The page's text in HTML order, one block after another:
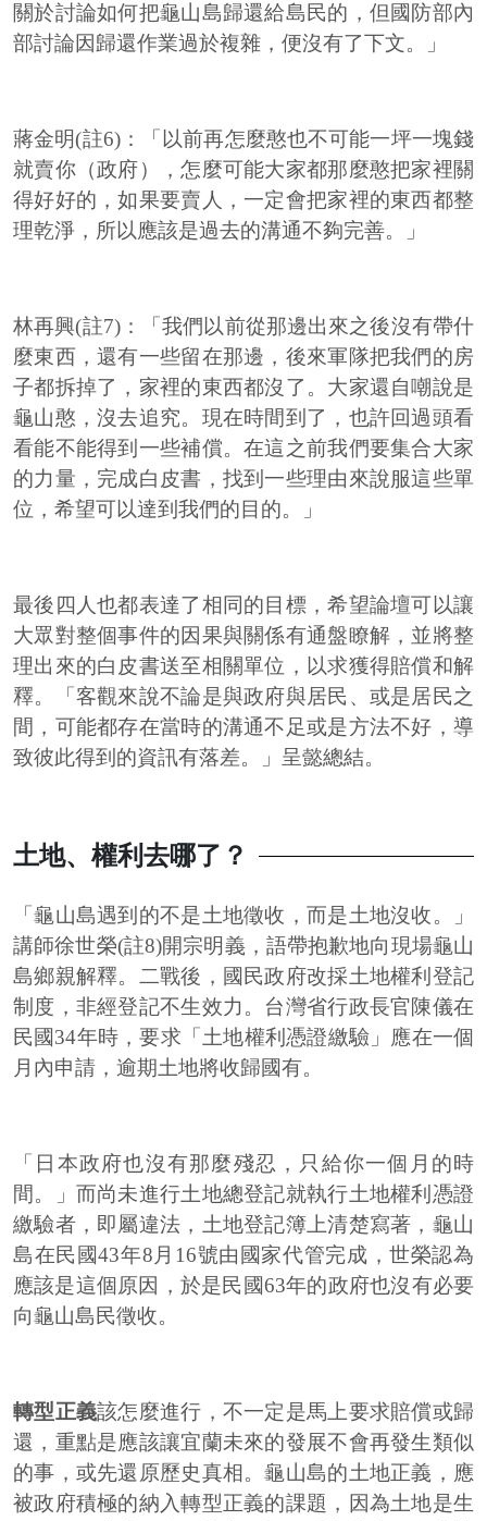
關於討論如何把龜山島歸還給島民的，但國防部內
部討論因歸還作業過於複雜，便沒有了下文。」
蔣金明(註6)：「以前再怎麼憨也不可能一坪一塊錢
就賣你（政府），怎麼可能大家都那麼憨把家裡關
得好好的，如果要賣人，一定會把家裡的東西都整
理乾淨，所以應該是過去的溝通不夠完善。」
林再興(註7)：「我們以前從那邊出來之後沒有帶什
麼東西，還有一些留在那邊，後來軍隊把我們的房
子都拆掉了，家裡的東西都沒了。大家還自嘲說是
龜山憨，沒去追究。現在時間到了，也許回過頭看
看能不能得到一些補償。在這之前我們要集合大家
的力量，完成白皮書，找到一些理由來說服這些單
位，希望可以達到我們的目的。」
最後四人也都表達了相同的目標，希望論壇可以讓
大眾對整個事件的因果與關係有通盤瞭解，並將整
理出來的白皮書送至相關單位，以求獲得賠償和解
釋。「客觀來說不論是與政府與居民、或是居民之
間，可能都存在當時的溝通不足或是方法不好，導
致彼此得到的資訊有落差。」呈懿總結。
土地、權利去哪了？
「龜山島遇到的不是土地徵收，而是土地沒收。」
講師徐世榮(註8)開宗明義，語帶抱歉地向現場龜山
島鄉親解釋。二戰後，國民政府改採土地權利登記
制度，非經登記不生效力。台灣省行政長官陳儀在
民國34年時，要求「土地權利憑證繳驗」應在一個
月內申請，逾期土地將收歸國有。
「日本政府也沒有那麼殘忍，只給你一個月的時
間。」而尚未進行土地總登記就執行土地權利憑證
繳驗者，即屬違法，土地登記簿上清楚寫著，龜山
島在民國43年8月16號由國家代管完成，世榮認為
應該是這個原因，於是民國63年的政府也沒有必要
向龜山島民徵收。
轉型正義該怎麼進行，不一定是馬上要求賠償或歸
還，重點是應該讓宜蘭未來的發展不會再發生類似
的事，或先還原歷史真相。龜山島的土地正義，應
被政府積極的納入轉型正義的課題，因為土地是生